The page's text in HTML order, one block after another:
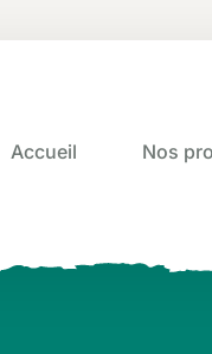
Accueil Nos